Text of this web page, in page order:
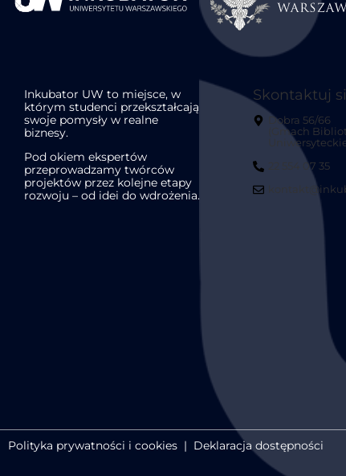
Inkubator UW to miejsce, w
którym studenci przekształcają
swoje pomysły w realne
biznesy.
Pod okiem ekspertów
przeprowadzamy twórców
projektów przez kolejne etapy
rozwoju – od idei do wdrożenia.
Skontaktuj
Dobra 56/66
(Gmach
22 554 07 35
Polityka prywatności i cookies | Deklaracja dostępności